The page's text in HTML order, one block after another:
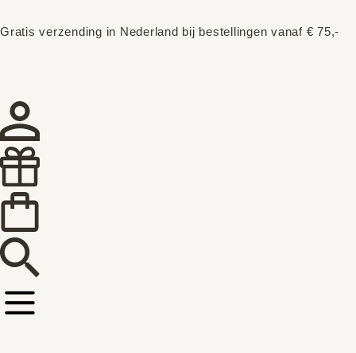
Gratis verzending in Nederland bij bestellingen vanaf € 75,-